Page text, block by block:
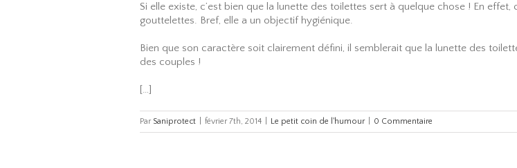
Si elle existe, c’est bien que la lunette des toilettes sert à quelque chose ! En
gouttelettes. Bref, elle a un objectif hygiénique.
Bien que son caractère soit clairement défini, il semblerait que la lunette des
des couples !
[…]
Par Saniprotect février 7th, 2014 Le petit coin de l'humour 0 Commentaire